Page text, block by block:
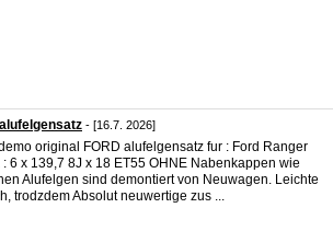
- [16.7. 2026]
original FORD alufelgensatz fur : Ford Ranger
6 x 139,7 8J x 18 ET55 OHNE Nabenkappen wie
Alufelgen sind demontiert von Neuwagen. Leichte
trodzdem Absolut neuwertige zus ...